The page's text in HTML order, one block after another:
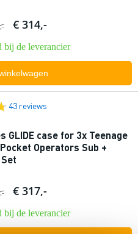
€ 314,-
bij de leverancier
43 reviews
GLIDE case for 3x Teenage
Operators Sub +
€ 317,-
bij de leverancier